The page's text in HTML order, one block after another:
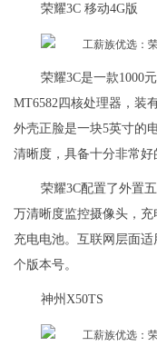
荣耀3C 移动4G版
荣耀3C是一款1000
MT6582四核处理器，装
外壳正脸是一块5英寸的
清晰度，具备十分非常好
荣耀3C配置了外置
万清晰度监控摄像头，充
充电电池。互联网层面
个版本号。
神州X50TS